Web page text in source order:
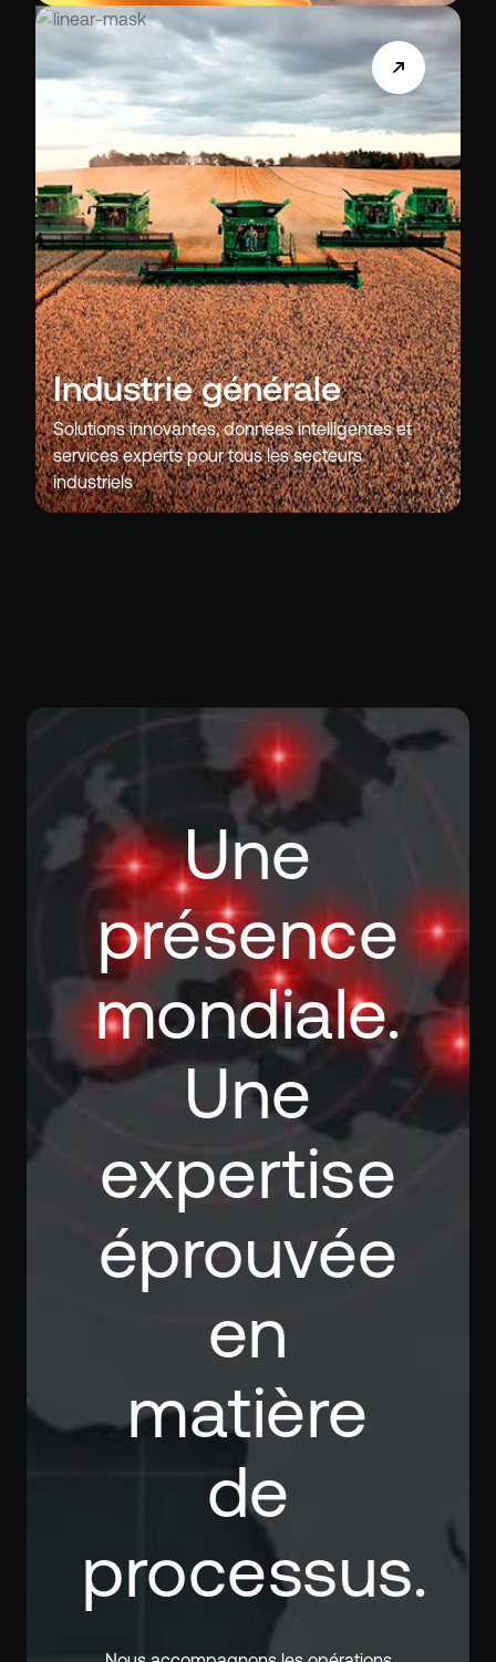
Industrie générale
Solutions innovantes, données intelligentes et
services experts pour tous les secteurs
industriels
Une
présence
mondiale.
Une
expertise
éprouvée
en
matière
de
processus.